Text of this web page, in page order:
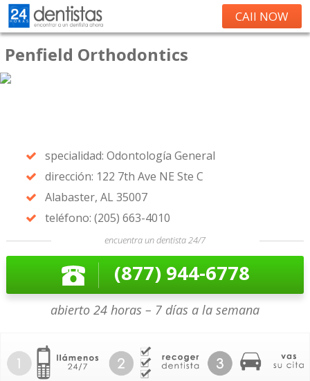
CAll NOW
Penfield Orthodontics
specialidad: Odontología General
dirección: 122 7th Ave NE Ste C
Alabaster, AL 35007
teléfono: (205) 663-4010
encuentra un dentista 24/7
(877) 944-6778
abierto 24 horas – 7 días a la semana